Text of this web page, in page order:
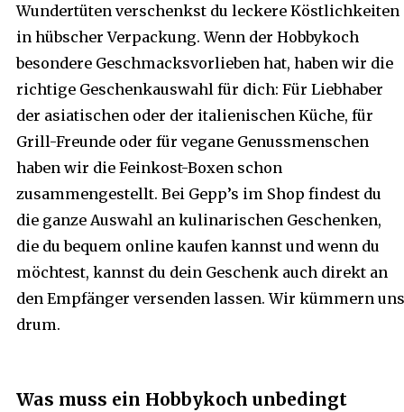
Wundertüten verschenkst du leckere Köstlichkeiten
in hübscher Verpackung. Wenn der Hobbykoch
besondere Geschmacksvorlieben hat, haben wir die
richtige Geschenkauswahl für dich: Für Liebhaber
der asiatischen oder der italienischen Küche, für
Grill-Freunde oder für vegane Genussmenschen
haben wir die Feinkost-Boxen schon
zusammengestellt. Bei Gepp’s im Shop findest du
die ganze Auswahl an kulinarischen Geschenken,
die du bequem online kaufen kannst und wenn du
möchtest, kannst du dein Geschenk auch direkt an
den Empfänger versenden lassen. Wir kümmern uns
drum.
Was muss ein Hobbykoch unbedingt